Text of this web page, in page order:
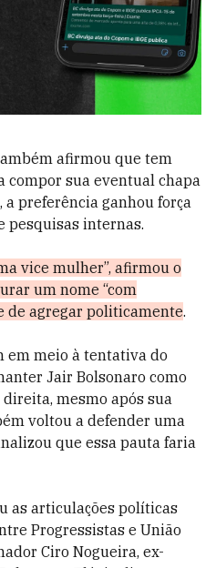
afirmou que tem
compor sua eventual chapa
a preferência ganhou força
pesquisas internas.
vice mulher”, afirmou o
um nome “com
de agregar politicamente.
em meio à tentativa do
Jair Bolsonaro como
mesmo após sua
voltou a defender uma
que essa pauta faria
as articulações políticas
Progressistas e União
Ciro Nogueira, ex-